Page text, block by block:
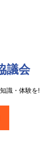
議会
識・体験を!